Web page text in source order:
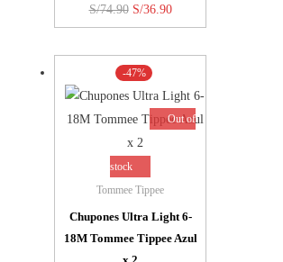
S/74.90 El
precio
original
era:
S/74.90.
S/36.90El
precio
actual
S/36.90.
-47%
Out of
stock
Tommee Tippee
Chupones Ultra Light 6-
18M Tommee Tippee Azul